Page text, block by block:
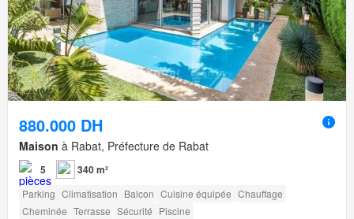
880.000 DH
Maison à Rabat, Préfecture de Rabat
5 340 m²
Parking Climatisation Balcon Cuisine équipée Chauffage
Cheminée Terrasse Sécurité Piscine